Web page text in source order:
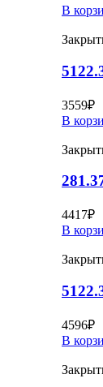
В
3559₽
В
4417₽
В
4596₽
В